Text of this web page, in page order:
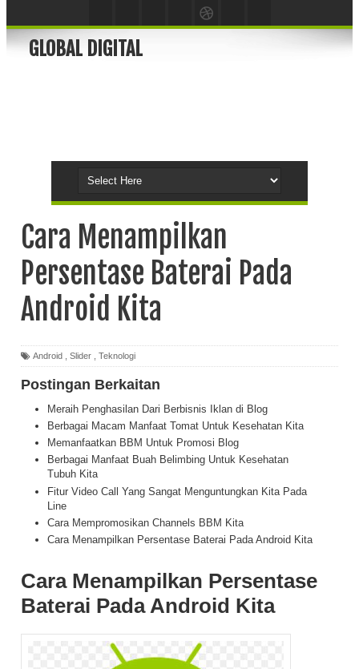
GLOBAL DIGITAL
Cara Menampilkan
Persentase Baterai Pada
Android Kita
Android Slider Teknologi
Postingan Berkaitan
Meraih Penghasilan Dari Berbisnis Iklan di Blog
Berbagai Macam Manfaat Tomat Untuk Kesehatan Kita
Memanfaatkan BBM Untuk Promosi Blog
Berbagai Manfaat Buah Belimbing Untuk Kesehatan
Tubuh Kita
Fitur Video Call Yang Sangat Menguntungkan Kita Pada
Line
Cara Mempromosikan Channels BBM Kita
Cara Menampilkan Persentase Baterai Pada Android Kita
Cara Menampilkan Persentase
Baterai Pada Android Kita